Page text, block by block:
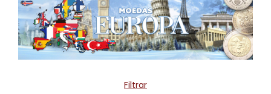
Filtrar